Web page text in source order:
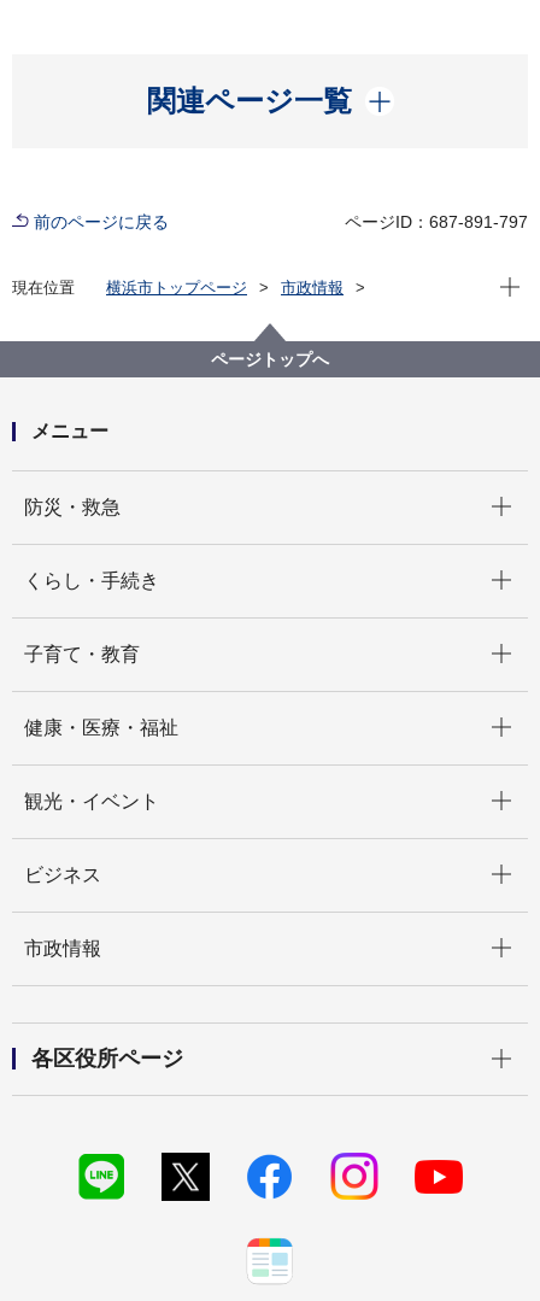
関連ページ一覧
開く
前のページに戻る ページID：687-891-797
現在位置 横浜市トップページ
市政情報
建築、開発、まちづくりに関わる方必見 暑さをしの
ぐ環境づくりリーフレットを作成しました
現在
ページトップへ
メニュー
防災・救急
くらし・手続き
子育て・教育
健康・医療・福祉
観光・イベント
ビジネス
市政情報
各区役所ページ